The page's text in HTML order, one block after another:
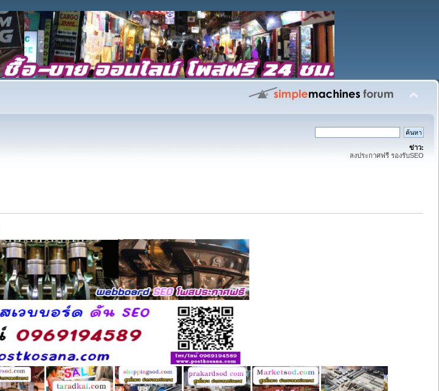
ข่าว:
ลงประกาศฟรี รองรับSEO